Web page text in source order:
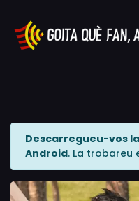
Descarregueu-vos
Android. La trobareu